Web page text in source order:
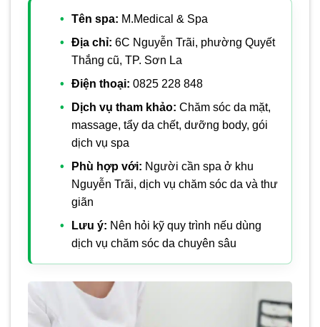
Tên spa: M.Medical & Spa
Địa chỉ: 6C Nguyễn Trãi, phường Quyết
Thắng cũ, TP. Sơn La
Điện thoại: 0825 228 848
Dịch vụ tham khảo: Chăm sóc da mặt,
massage, tẩy da chết, dưỡng body, gói
dịch vụ spa
Phù hợp với: Người cần spa ở khu
Nguyễn Trãi, dịch vụ chăm sóc da và thư
giãn
Lưu ý: Nên hỏi kỹ quy trình nếu dùng
dịch vụ chăm sóc da chuyên sâu